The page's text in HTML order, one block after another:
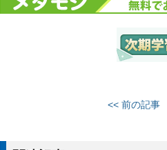
<< 前の記事